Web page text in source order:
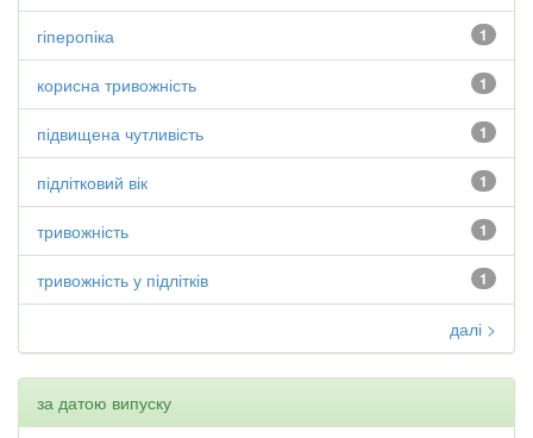
1
гіперопіка
1
корисна тривожність
1
підвищена чутливість
1
підлітковий вік
1
тривожність
1
тривожність у підлітків
далі >
за датою випуску